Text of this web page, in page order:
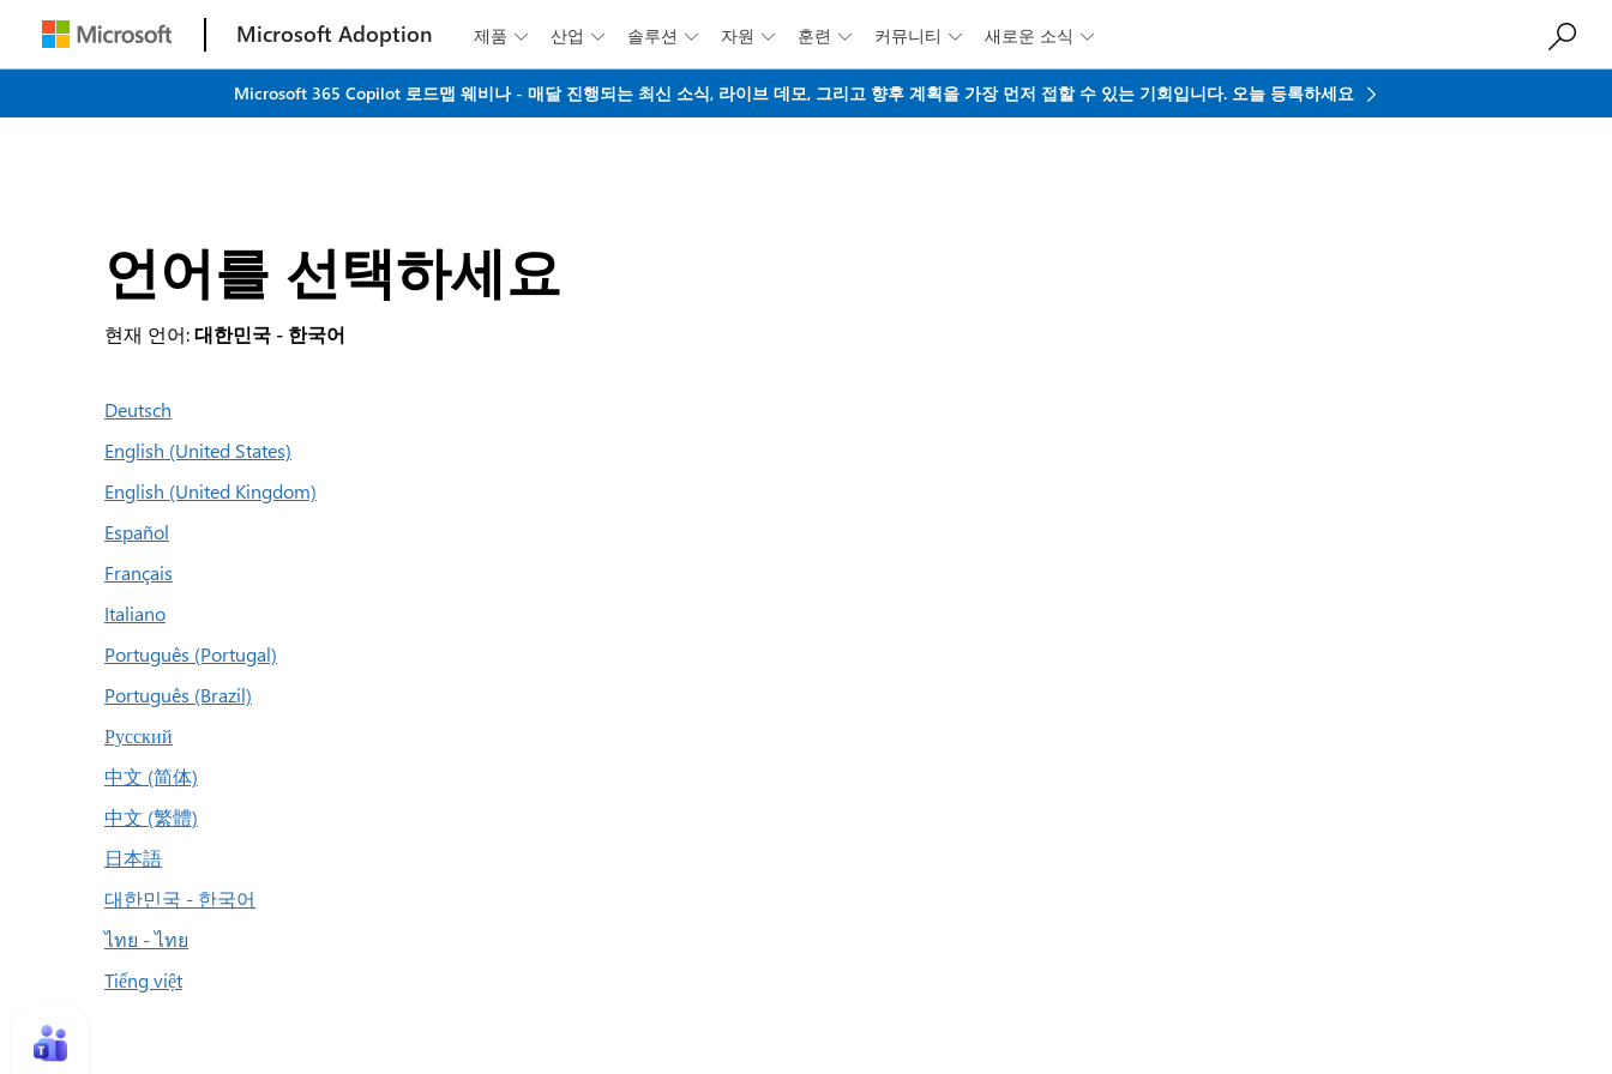
주요 콘텐츠로 건너뛰기
Microsoft Adoption 제품  산업  솔루션  자원  훈련  커뮤니티  새로운 소식 
Microsoft 365 Copilot 로드맵 웨비나 - 매달 진행되는 최신 소식, 라이브 데모, 그리고 향후 계획을 가장 먼저 접할 수 있는 기회입니다. 오늘 등록하세요
언어를 선택하세요
현재 언어:대한민국 - 한국어
Deutsch
English (United States)
English (United Kingdom)
Español
Français
Italiano
Português (Portugal)
Português (Brazil)
Русский
中文 (简体)
中文 (繁體)
日本語
대한민국 - 한국어
ไทย - ไทย
Tiếng việt